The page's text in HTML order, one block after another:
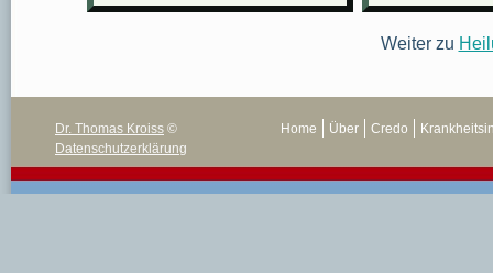
Weiter zu
Dr. Thomas Kroiss ©
Datenschutzerklärung
Home Über Credo